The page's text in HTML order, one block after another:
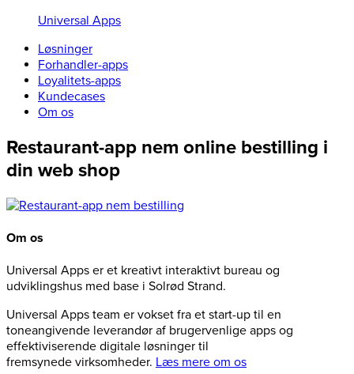
Universal Apps
Løsninger
Forhandler-apps
Loyalitets-apps
Kundecases
Om os
Restaurant-app nem online bestilling i
din web shop
Om os
Universal Apps er et kreativt interaktivt bureau og
udviklingshus med base i Solrød Strand.
Universal Apps team er vokset fra et start-up til en
toneangivende leverandør af brugervenlige apps og
effektiviserende digitale løsninger til
fremsynede virksomheder. Læs mere om os